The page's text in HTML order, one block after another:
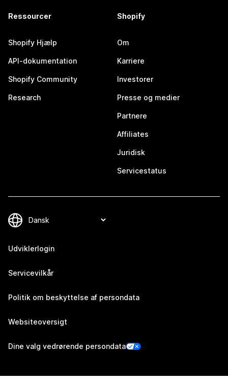
Ressourcer
Shopify Hjælp
API-dokumentation
Shopify Community
Research
Shopify
Om
Karriere
Investorer
Presse og medier
Partnere
Affiliates
Juridisk
Servicestatus
Udviklerlogin
Servicevilkår
Politik om beskyttelse af persondata
Websiteoversigt
Dine valg vedrørende persondata